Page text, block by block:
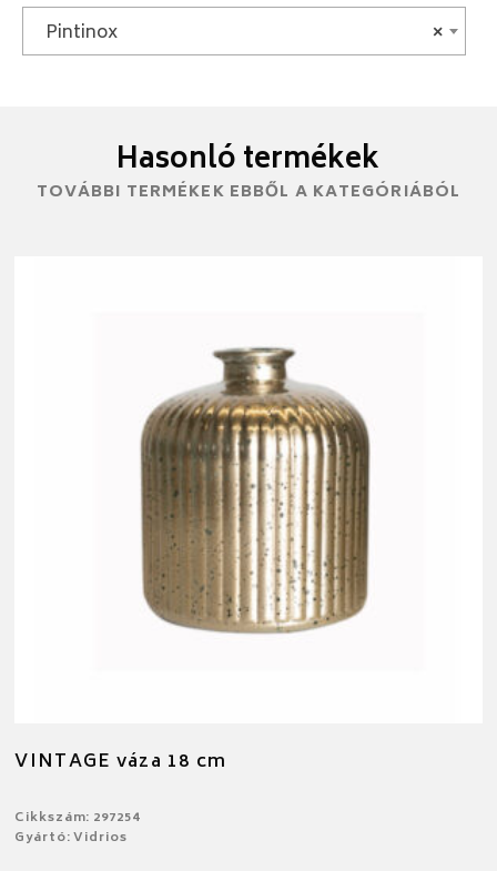
×
Pintinox
Hasonló termékek
TOVÁBBI TERMÉKEK EBBŐL A KATEGÓRIÁBÓL
VINTAGE váza 18 cm
Cikkszám: 297254
Gyártó: Vidrios